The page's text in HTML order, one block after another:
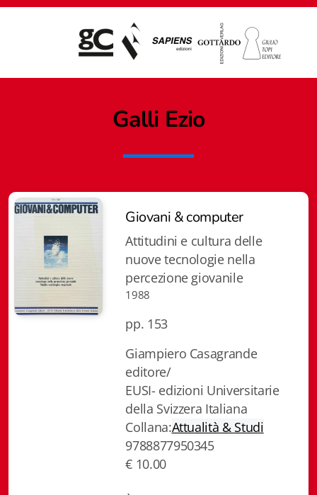
Galli Ezio
Giovani & computer
Attitudini e cultura delle
nuove tecnologie nella
percezione giovanile
1988
pp. 153
Giampiero Casagrande
editore/
EUSI- edizioni Universitarie
della Svizzera Italiana
Collana:Attualità & Studi
9788877950345
€ 10.00
Giampiero Casagrande editore
Biblioteca letteraria Nord-Sud